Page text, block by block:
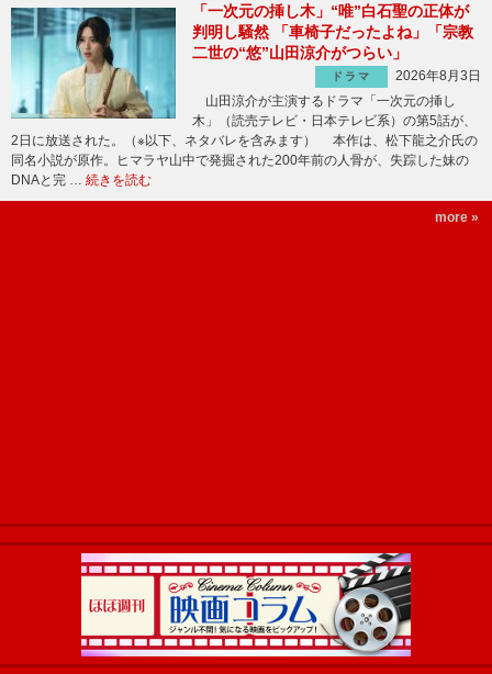
「一次元の挿し木」“唯”白石聖の正体が
判明し騒然 「車椅子だったよね」「宗教
二世の“悠”山田涼介がつらい」
ドラマ
2026年8月3日
山田涼介が主演するドラマ「一次元の挿し
木」（読売テレビ・日本テレビ系）の第5話が、
2日に放送された。（※以下、ネタバレを含みます） 本作は、松下龍之介氏の
同名小説が原作。ヒマラヤ山中で発掘された200年前の人骨が、失踪した妹の
DNAと完 … 続きを読む
more »